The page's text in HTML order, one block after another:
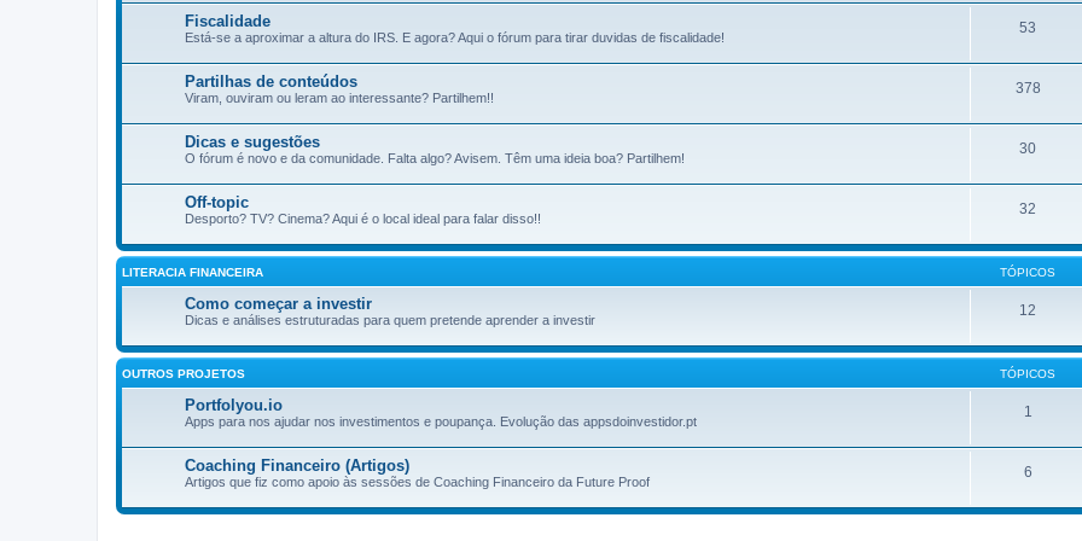
Fiscalidade
Está-se a aproximar a altura do IRS. E agora? Aqui o fórum para tirar duvidas de fiscalidade!
53
Partilhas de conteúdos
Viram, ouviram ou leram ao interessante? Partilhem!!
378
Dicas e sugestões
O fórum é novo e da comunidade. Falta algo? Avisem. Têm uma ideia boa? Partilhem!
30
Off-topic
Desporto? TV? Cinema? Aqui é o local ideal para falar disso!!
32
LITERACIA FINANCEIRA TÓPICOS
Como começar a investir
Dicas e análises estruturadas para quem pretende aprender a investir
12
OUTROS PROJETOS TÓPICOS
Portfolyou.io
Apps para nos ajudar nos investimentos e poupança. Evolução das appsdoinvestidor.pt
1
Coaching Financeiro (Artigos)
Artigos que fiz como apoio às sessões de Coaching Financeiro da Future Proof
6